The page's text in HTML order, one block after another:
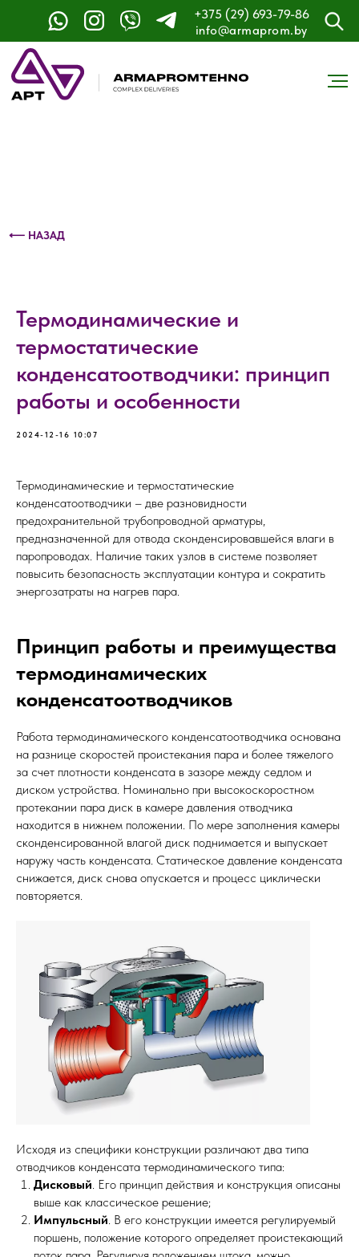
+375 (29) 693-79-86
info@armaprom.by
Контактный телефон: +375 (29) 693-79-86
⟵ НАЗАД
Термодинамические и
термостатические
конденсатоотводчики: принцип
работы и особенности
2024-12-16 10:07
Термодинамические и термостатические
конденсатоотводчики – две разновидности
предохранительной трубопроводной арматуры,
предназначенной для отвода сконденсировавшейся влаги в
паропроводах. Наличие таких узлов в системе позволяет
повысить безопасность эксплуатации контура и сократить
энергозатраты на нагрев пара.
Принцип работы и преимущества
термодинамических
конденсатоотводчиков
Работа термодинамического конденсатоотводчика основана
на разнице скоростей проистекания пара и более тяжелого
за счет плотности конденсата в зазоре между седлом и
диском устройства. Номинально при высокоскоростном
протекании пара диск в камере давления отводчика
находится в нижнем положении. По мере заполнения камеры
сконденсированной влагой диск поднимается и выпускает
наружу часть конденсата. Статическое давление конденсата
снижается, диск снова опускается и процесс циклически
повторяется.
Исходя из специфики конструкции различают два типа
отводчиков конденсата термодинамического типа:
Дисковый. Его принцип действия и конструкция описаны
выше как классическое решение;
Импульсный. В его конструкции имеется регулируемый
поршень, положение которого определяет проистекающий